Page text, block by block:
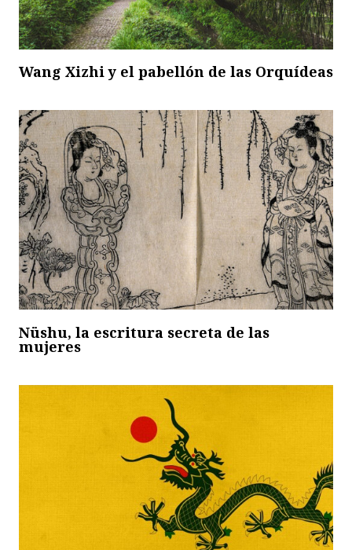
Wang Xizhi y el pabellón de las Orquídeas
Nüshu, la escritura secreta de las
mujeres